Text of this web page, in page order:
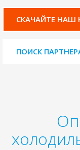
СКАЧАЙТЕ НАШ
ПОИСК